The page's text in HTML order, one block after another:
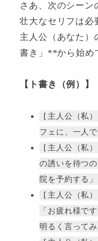
さあ、次のシーン
壮大なセリフは必
主人公（あなた）
書き」**から始め
【ト書き（例）】
[主人公（私
フェに、一人
[主人公（私
の誘いを待つ
院を予約する
[主人公（私
「お疲れ様で
明るく言って